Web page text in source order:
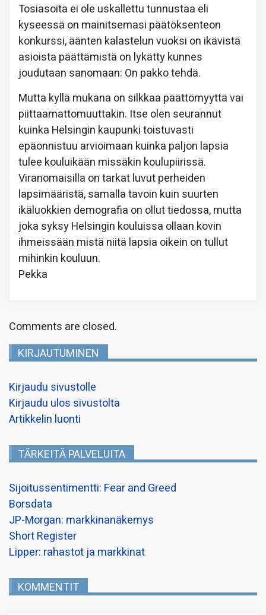
Tosiasoita ei ole uskallettu tunnustaa eli
kyseessä on mainitsemasi päätöksenteon
konkurssi, äänten kalastelun vuoksi on ikävistä
asioista päättämistä on lykätty kunnes
joudutaan sanomaan: On pakko tehdä.
Mutta kyllä mukana on silkkaa päättömyyttä vai
piittaamattomuuttakin. Itse olen seurannut
kuinka Helsingin kaupunki toistuvasti
epäonnistuu arvioimaan kuinka paljon lapsia
tulee kouluikään missäkin koulupiirissä.
Viranomaisilla on tarkat luvut perheiden
lapsimääristä, samalla tavoin kuin suurten
ikäluokkien demografia on ollut tiedossa, mutta
joka syksy Helsingin kouluissa ollaan kovin
ihmeissään mistä niitä lapsia oikein on tullut
mihinkin kouluun.
Pekka
Comments are closed.
KIRJAUTUMINEN
Kirjaudu sivustolle
Kirjaudu ulos sivustolta
Artikkelin luonti
TÄRKEITÄ PALVELUITA
Sijoitussentimentti: Fear and Greed
Borsdata
JP-Morgan: markkinanäkemys
Short Register
Lipper: rahastot ja markkinat
KOMMENTIT